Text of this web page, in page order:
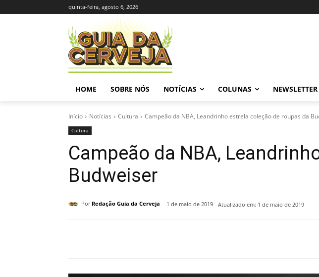
quinta-feira, agosto 6, 2026
HOME SOBRE NÓS NOTÍCIAS COLUNAS NEWSLETTER
Início Notícias Cultura Campeão da NBA, Leandrinho estrela coleção de roupas da
Cultura
Campeão da NBA,
Budweiser
Por Redação Guia da Cerveja 1 de maio de 2019 Atualizado em: 1 de maio de 2019